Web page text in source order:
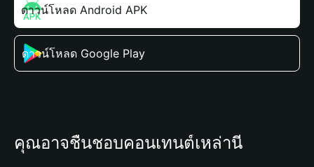
ดาวน์โหลด Android APK
ดาวน์โหลด Google Play
คุณอาจชื่นชอบคอนเทนต์เหล่านี้